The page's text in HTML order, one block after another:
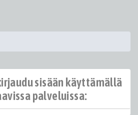
sisään käyttämällä
palveluissa: